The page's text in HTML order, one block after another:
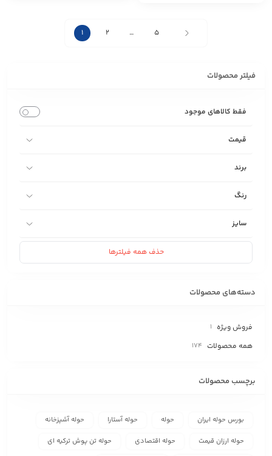
1 2 … 5
فیلتر محصولات
فقط کالاهای موجود
قیمت
برند
رنگ
سایز
حذف همه فیلترها
دسته‌های محصولات
فروش ویژه 1
همه محصولات 174
برچسب محصولات
بورس حوله ایران حوله حوله آستارا حوله آشپزخانه
حوله ارزان قیمت حوله اقتصادی حوله تن پوش ترکیه ای